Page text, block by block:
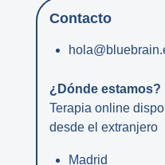
Contacto
¿Dónde estamos?
Terapia online
desde el extranjero
Madrid